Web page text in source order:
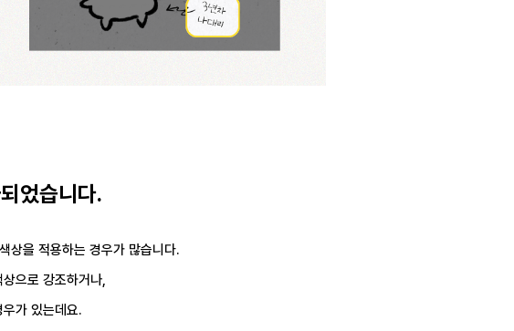
었습니다.
상을 적용하는 경우가 많습니다.
으로 강조하거나,
가 있는데요.